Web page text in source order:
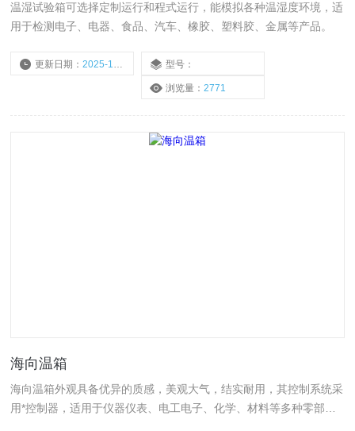
温湿试验箱可选择定制运行和程式运行，能模拟各种温湿度环境，适
用于检测电子、电器、食品、汽车、橡胶、塑料胶、金属等产品。
更新日期：2025-10-20 型号：
浏览量： 2771
海向温箱
海向温箱外观具备优异的质感，美观大气，结实耐用，其控制系统采
用*控制器，适用于仪器仪表、电工电子、化学、材料等多种零部件